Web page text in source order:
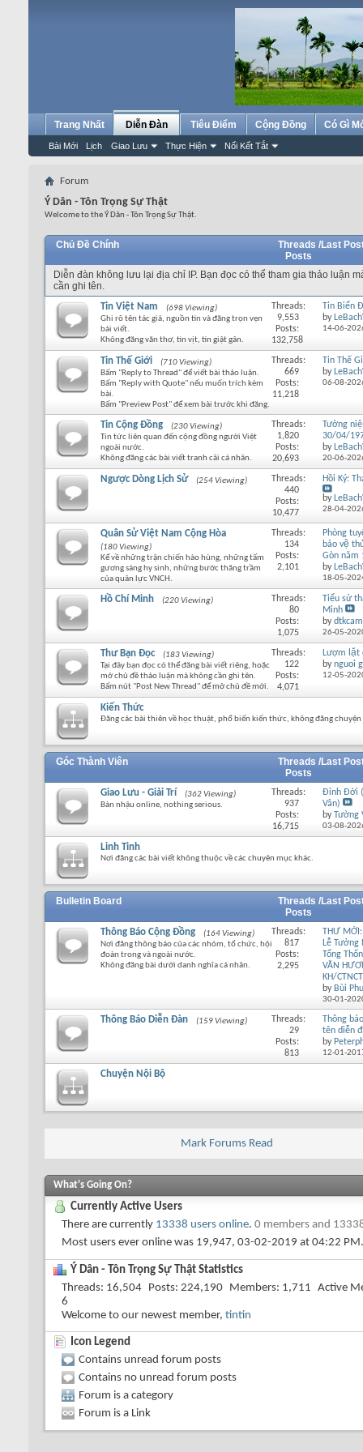
Trang Nhất Diễn Đàn
Bài Mới Lịch Giao Lưu Thực Hiện Nối Kết Tắt
Tiêu Điểm Cộng Đồng Có Gì
Forum
Ý Dân - Tôn Trọng Sự Thật
Welcome to the Ý Dân - Tôn Trọng Sự Thật.
Chủ Đề Chính
Threads /
Posts
Last
Diễn đàn không lưu lại địa chỉ IP. Bạn đọc có thể tham gia thảo luận
cần ghi tên.
Tin Việt Nam
(698 Viewing)
Ghi rõ tên tác giả, nguồn tin và đăng trọn vẹn
bài viết.
Không đăng văn thơ, tin vịt, tin giật gân.
Threads:
9,553
Posts:
132,758
Tin Biển
by
14-06-
Tin Thế Giới
(710 Viewing)
Bấm "Reply to Thread" để viết bài thảo luận.
Bấm "Reply with Quote" nếu muốn trích kèm
bài.
Bấm "Preview Post" để xem bài trước khi đăng.
Threads:
669
Posts:
11,218
Tin Thế
by
06-08-
Tin Cộng Đồng
(230 Viewing)
Tin tức liên quan đến cộng đồng người Việt
ngoài nước.
Không đăng các bài viết tranh cãi cá nhân.
Threads:
1,820
Posts:
20,693
Tưởng
30/04/
by
20-06-
Ngược Dòng Lịch Sử (254 Viewing)
Threads:
440
Posts:
10,477
Hồi Ký:
by
28-04-
Quân Sử Việt Nam Cộng Hòa
(180 Viewing)
Kể về những trận chiến hào hùng, những tấm
gương sáng hy sinh, những bước thăng trầm
của quân lực VNCH.
Threads:
134
Posts:
2,101
Phòng
bảo vệ
Gòn năm
by
18-05-
Hồ Chí Minh (220 Viewing)
Threads:
80
Posts:
1,075
Tiểu sử
Minh
by
26-05-
Thư Bạn Đọc
(183 Viewing)
Tại đây bạn đọc có thể đăng bài viết riêng, hoặc
mở chủ đề thảo luận mà không cần ghi tên.
Bấm nút "Post New Thread" để mở chủ đề mới.
Threads:
122
Posts:
4,071
Lượm lặt
bynguoi
12-05-
Kiến Thức
Đăng các bài thiên về học thuật, phổ biến kiến thức, không đăng
Góc Thành Viên
Threads /
Posts
Last
Giao Lưu - Giải Trí
(362 Viewing)
Bàn nhậu online, nothing serious.
Threads:
937
Posts:
16,715
Đỉnh Đời
Vân)
byTường
03-08-
Linh Tinh
Nơi đăng các bài viết không thuộc về các chuyên mục khác.
Bulletin Board
Threads /
Posts
Last
Thông Báo Cộng Đồng
(164 Viewing)
Nơi đăng thông báo của các nhóm, tổ chức, hội
đoàn trong và ngoài nước.
Không đăng bài dưới danh nghĩa cá nhân.
Threads:
817
Posts:
2,295
THƯ
Lễ Tưởng
Tổng
VĂN
KH/
by Bùi
30-01-
Thông Báo Diễn Đàn (159 Viewing)
Threads:
29
Posts:
813
Thông
tên diễn
by
12-01-
Chuyện Nội Bộ
Mark Forums Read
What's Going On?
Currently Active Users
There are currently 13338 users online. 0 members and
Most users ever online was 19,947, 03-02-2019 at 04:22 PM.
Ý Dân - Tôn Trọng Sự Thật Statistics
Threads 16,504 Posts 224,190 Members 1,711 Active
6
Welcome to our newest member, tintin
Icon Legend
Contains unread forum posts
Contains no unread forum posts
Forum is a category
Forum is a Link